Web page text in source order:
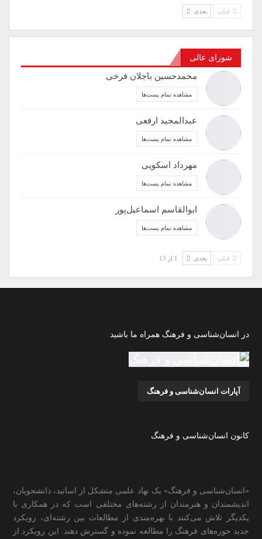
قبلی بعدی
شورای عالی
محمدحسین باجلان فرخی
مشاهده تمام پست‌ها
عبدالمجید ارفعی
مشاهده تمام پست‌ها
مهرداد اسکویی
مشاهده تمام پست‌ها
ابوالقاسم اسماعیل‌پور
مشاهده تمام پست‌ها
قبلی بعدی
در انسان‌شناسی و فرهنگ همراه ما باشید
آپارات انسان‌شناسی و فرهنگ
کانون انسان‌شناسی و فرهنگ
«انسان‌شناسی و فرهنگ» یک نهاد علمی متشکل از اساتید، دانشجویان،
اندیشمندان و هنرمندان از رشته‌های مختلفی است که در همکاری با
یکدیگر تلاش می‌کنند با بهره‌مندی از مطالعات بین رشته‌ای، رویکرد
جدید حوزه‌های فرهنگ را مطالعه نموده و گسترش دهند. این رویکرد از